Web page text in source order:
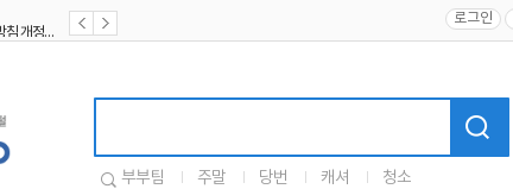
로그인
부부팀 주말 당번 캐셔 청소